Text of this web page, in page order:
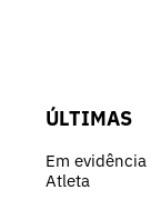
ÚLTIMAS
Em
Atleta